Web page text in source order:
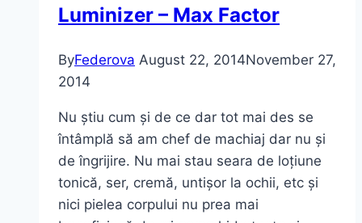
Luminizer – Max Factor
ByFederova August 22, 2014November 27,
2014
Nu știu cum și de ce dar tot mai des se
întâmplă să am chef de machiaj dar nu și
de îngrijire. Nu mai stau seara de loțiune
tonică, ser, cremă, untișor la ochii, etc și
nici pielea corpului nu prea mai